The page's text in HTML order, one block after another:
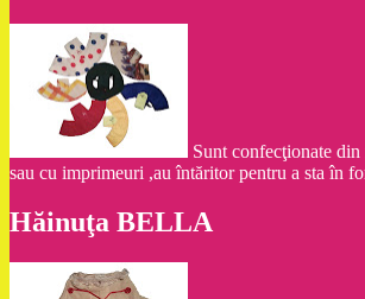
Sunt confecţionate
sau cu imprimeuri ,au întăritor pentru a sta în
Hăinuţa BELLA